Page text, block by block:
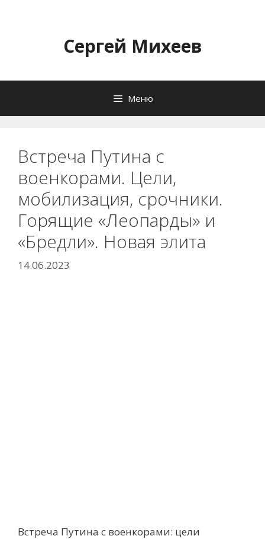
содержимомуСергей Михеев
Меню
Встреча Путина с
военкорами. Цели,
мобилизация, срочники.
Горящие «Леопарды» и
«Бредли». Новая элита
14.06.2023
Встреча Путина с военкорами: цели